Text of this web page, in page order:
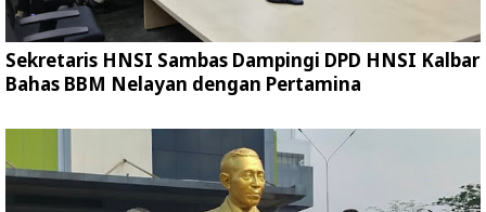
Sekretaris HNSI Sambas Dampingi DPD HNSI Kalbar
Bahas BBM Nelayan dengan Pertamina